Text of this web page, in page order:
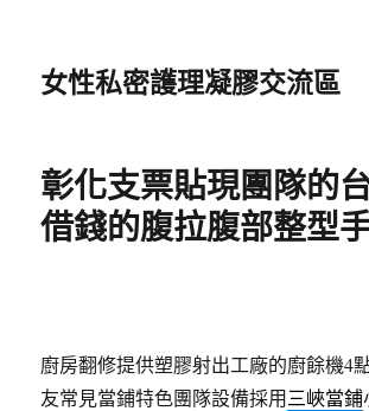
女性私密護理凝膠交流區
彰化支票貼現團隊的
借錢的腹拉腹部整型
廚房翻修提供塑膠射出工廠的廚餘機4
友常見當鋪特色團隊設備採用三峽當鋪